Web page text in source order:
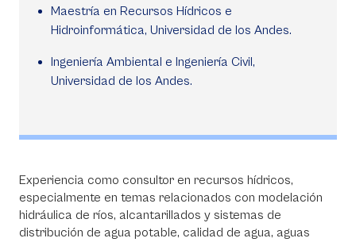
Maestría en Recursos Hídricos e
Hidroinformática, Universidad de los Andes.
Ingeniería Ambiental e Ingeniería Civil,
Universidad de los Andes.
Experiencia como consultor en recursos hídricos,
especialmente en temas relacionados con modelación
hidráulica de ríos, alcantarillados y sistemas de
distribución de agua potable, calidad de agua, aguas